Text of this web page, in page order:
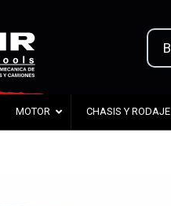
MOTOR CHASIS Y RODAJE